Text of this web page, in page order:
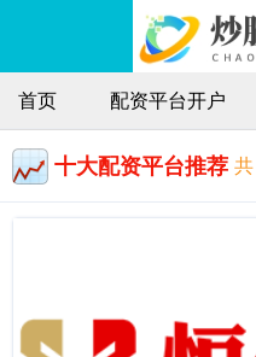
首页 配资平台开户
十大配资平台推荐 共